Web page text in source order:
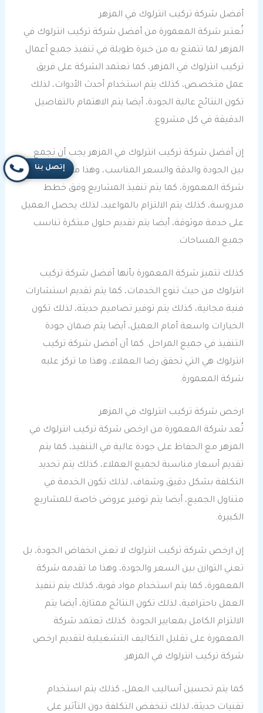
أفضل شركة تركيب انترلوك في المزهر
تُعتبر شركة المعمورة من أفضل شركة تركيب انترلوك في
المزهر لما تتمتع به من خبرة طويلة في تنفيذ جميع أعمال
تركيب انترلوك في المزهر، كما تعتمد الشركة على فريق
عمل متخصص، كذلك يتم استخدام أحدث الأدوات، لذلك
تكون النتائج عالية الجودة، أيضا يتم الاهتمام بالتفاصيل
الدقيقة في كل مشروع.
إن أفضل شركة تركيب انترلوك في المزهر يجب أن تجمع
بين الجودة والدقة والسعر المناسب، وهذا ما تقدمه
شركة المعمورة، كما يتم تنفيذ المشاريع وفق خطط
مدروسة، كذلك يتم الالتزام بالمواعيد، لذلك يحصل العميل
على خدمة موثوقة، أيضا يتم تقديم حلول مبتكرة تناسب
جميع المساحات.
كذلك تتميز شركة المعمورة بأنها أفضل شركة تركيب
انترلوك من حيث تنوع الخدمات، كما يتم تقديم استشارات
فنية مجانية، كذلك يتم توفير تصاميم حديثة، لذلك تكون
الخيارات واسعة أمام العميل، أيضا يتم ضمان جودة
التنفيذ في جميع المراحل. كما أن أفضل شركة تركيب
انترلوك هي التي تحقق رضا العملاء، وهذا ما تركز عليه
شركة المعمورة.
ارخص شركة تركيب انترلوك في المزهر
تُعد شركة المعمورة من ارخص شركة تركيب انترلوك في
المزهر مع الحفاظ على جودة عالية في التنفيذ، كما يتم
تقديم أسعار مناسبة لجميع العملاء، كذلك يتم تحديد
التكلفة بشكل دقيق وشفاف، لذلك تكون الخدمة في
متناول الجميع، أيضا يتم توفير عروض خاصة للمشاريع
الكبيرة.
إن ارخص شركة تركيب انترلوك لا تعني انخفاض الجودة، بل
تعني التوازن بين السعر والجودة، وهذا ما تقدمه شركة
المعمورة، كما يتم استخدام مواد قوية، كذلك يتم تنفيذ
العمل باحترافية، لذلك تكون النتائج ممتازة، أيضا يتم
الالتزام الكامل بمعايير الجودة. كذلك تعتمد شركة
المعمورة على تقليل التكاليف التشغيلية لتقديم ارخص
شركة تركيب انترلوك في المزهر.
كما يتم تحسين أساليب العمل، كذلك يتم استخدام
تقنيات حديثة، لذلك تنخفض التكلفة دون التأثير على
إتصل بنا